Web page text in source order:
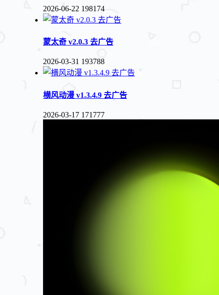
2026-06-22 198174
蒙太奇 v2.0.3 去广告
2026-03-31 193788
横风动漫 v1.3.4.9 去广告
2026-03-17 171777